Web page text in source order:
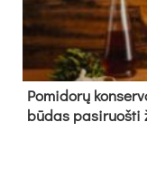
Pomidorų
būdas pasiruošti